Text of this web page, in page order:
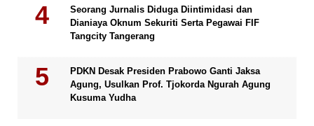
Seorang Jurnalis Diduga Diintimidasi dan
Dianiaya Oknum Sekuriti Serta Pegawai FIF
Tangcity Tangerang
PDKN Desak Presiden Prabowo Ganti Jaksa
Agung, Usulkan Prof. Tjokorda Ngurah Agung
Kusuma Yudha